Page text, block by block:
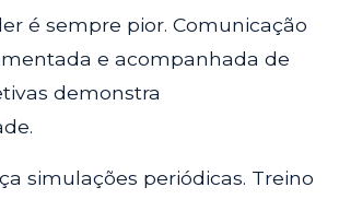
é sempre pior. Comunicação
e acompanhada de
demonstra
simulações periódicas. Treino